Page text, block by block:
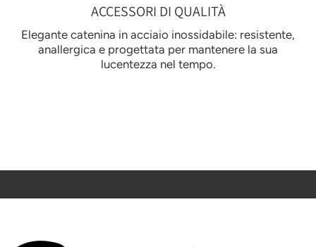
ACCESSORI DI QUALITÀ
Elegante catenina in acciaio inossidabile: resistente,
anallergica e progettata per mantenere la sua
lucentezza nel tempo.